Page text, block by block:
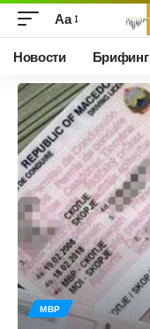
Аа
Новости Брифинг
МВР